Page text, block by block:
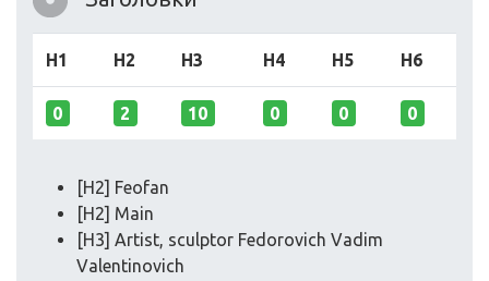
H1 H2 H3 H4 H5 H6
0 2 10 0 0 0
[H2] Feofan
[H2] Main
[H3] Artist, sculptor Fedorovich Vadim
Valentinovich